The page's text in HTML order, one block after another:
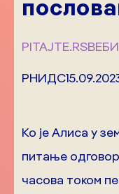
PITAJTE.RS
РНИДС
Ко је Алиса у
питање
часова током